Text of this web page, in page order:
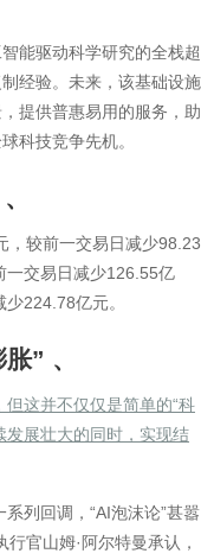
能驱动科学研究的全栈超
经验。未来，该基础设施
提供普惠易用的服务，助
科技竞争先机。
、
，较前一交易日减少98.23
一交易日减少126.55亿
224.78亿元。
” 、
这并不仅仅是简单的“科
发展壮大的同时，实现结
列回调，“AI泡沫论”甚嚣
官山姆·阿尔特曼承认，